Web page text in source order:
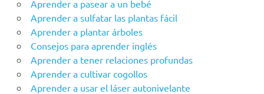
Aprender a pasear a un bebé
Aprender a sulfatar las plantas fácil
Aprender a plantar árboles
Consejos para aprender inglés
Aprender a tener relaciones profundas
Aprender a cultivar cogollos
Aprender a usar el láser autonivelante